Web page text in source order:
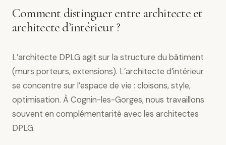
Comment distinguer entre architecte et
architecte d’intérieur ?
L’architecte DPLG agit sur la structure du bâtiment
(murs porteurs, extensions). L’architecte d’intérieur
se concentre sur l’espace de vie : cloisons, style,
optimisation. À Cognin-les-Gorges, nous travaillons
souvent en complémentarité avec les architectes
DPLG.